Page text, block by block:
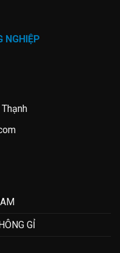
NGHIỆP
GỈ